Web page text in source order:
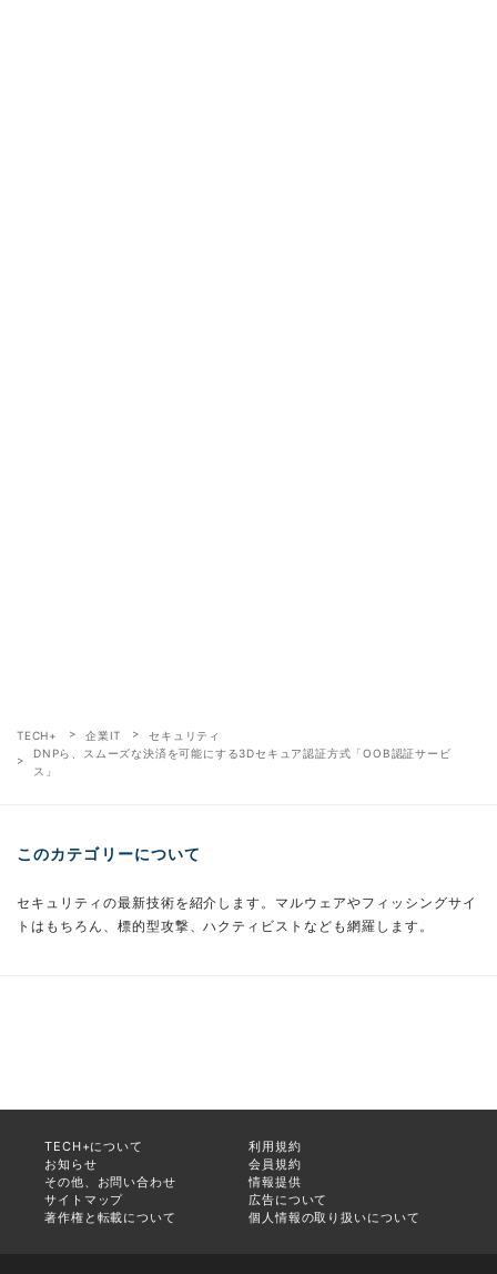
TECH+ 企業IT
セキュリティ
DNPら、スムーズな決済を可能にする3Dセキュア認証方式「OOB認証サービ
ス」
このカテゴリーについて
セキュリティの最新技術を紹介します。マルウェアやフィッシングサイ
トはもちろん、標的型攻撃、ハクティビストなども網羅します。
TECH+について
利用規約
お知らせ
会員規約
その他、お問い合わせ
情報提供
サイトマップ
広告について
著作権と転載について
個人情報の取り扱いについて